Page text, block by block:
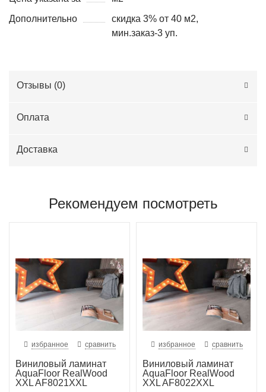
Дополнительно
скидка 3% от 40 м2,
мин.заказ-3 уп.
Отзывы (0)
Оплата
Доставка
Рекомендуем посмотреть
избранное сравнить
Виниловый ламинат
AquaFloor RealWood
XXL AF8021XXL
избранное сравнить
Виниловый ламинат
AquaFloor RealWood
XXL AF8022XXL